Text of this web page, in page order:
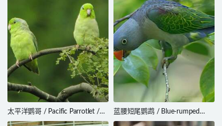
太平洋鹦哥 / Pacific Parrotlet /
Forpus coelestis
蓝腰短尾鹦鹉 / Blue-rumped
Parrot / Psittinus cyanurus